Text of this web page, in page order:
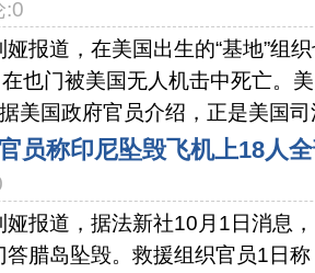
:0
报道，在美国出生的“基地”组
也门被美国无人机击中死亡。
美国政府官员介绍，正是美国
员称印尼坠毁飞机上18人
娅报道，据法新社10月1日消息
答腊岛坠毁。救援组织官员1日